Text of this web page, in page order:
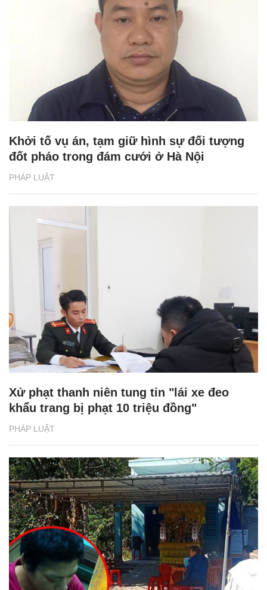
PHÁP LUẬT
Khởi tố vụ án, tạm giữ hình sự đối tượng
đốt pháo trong đám cưới ở Hà Nội
PHÁP LUẬT
Xử phạt thanh niên tung tin "lái xe đeo
khẩu trang bị phạt 10 triệu đồng"